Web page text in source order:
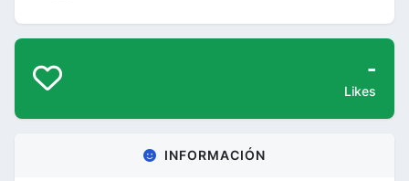
-
Likes
INFORMACIÓN